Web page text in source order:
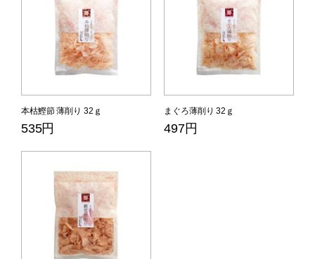
本枯鰹節 薄削り 32ｇ
535円
まぐろ薄削り 32ｇ
497円